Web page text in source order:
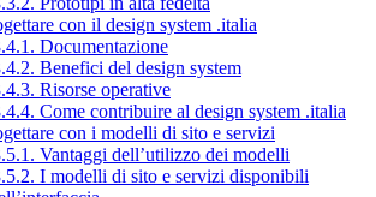
con il design system .italia
Documentazione
Benefici del design system
Risorse operative
Come contribuire al design system .italia
con i modelli di sito e servizi
Vantaggi dell’utilizzo dei modelli
I modelli di sito e servizi disponibili